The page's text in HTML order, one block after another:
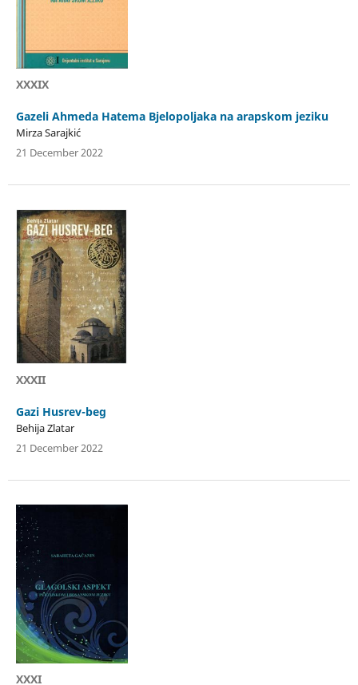
XXXIX
Gazeli Ahmeda Hatema Bjelopoljaka na arapskom jeziku
Mirza Sarajkić
21 December 2022
XXXII
Gazi Husrev-beg
Behija Zlatar
21 December 2022
XXXI